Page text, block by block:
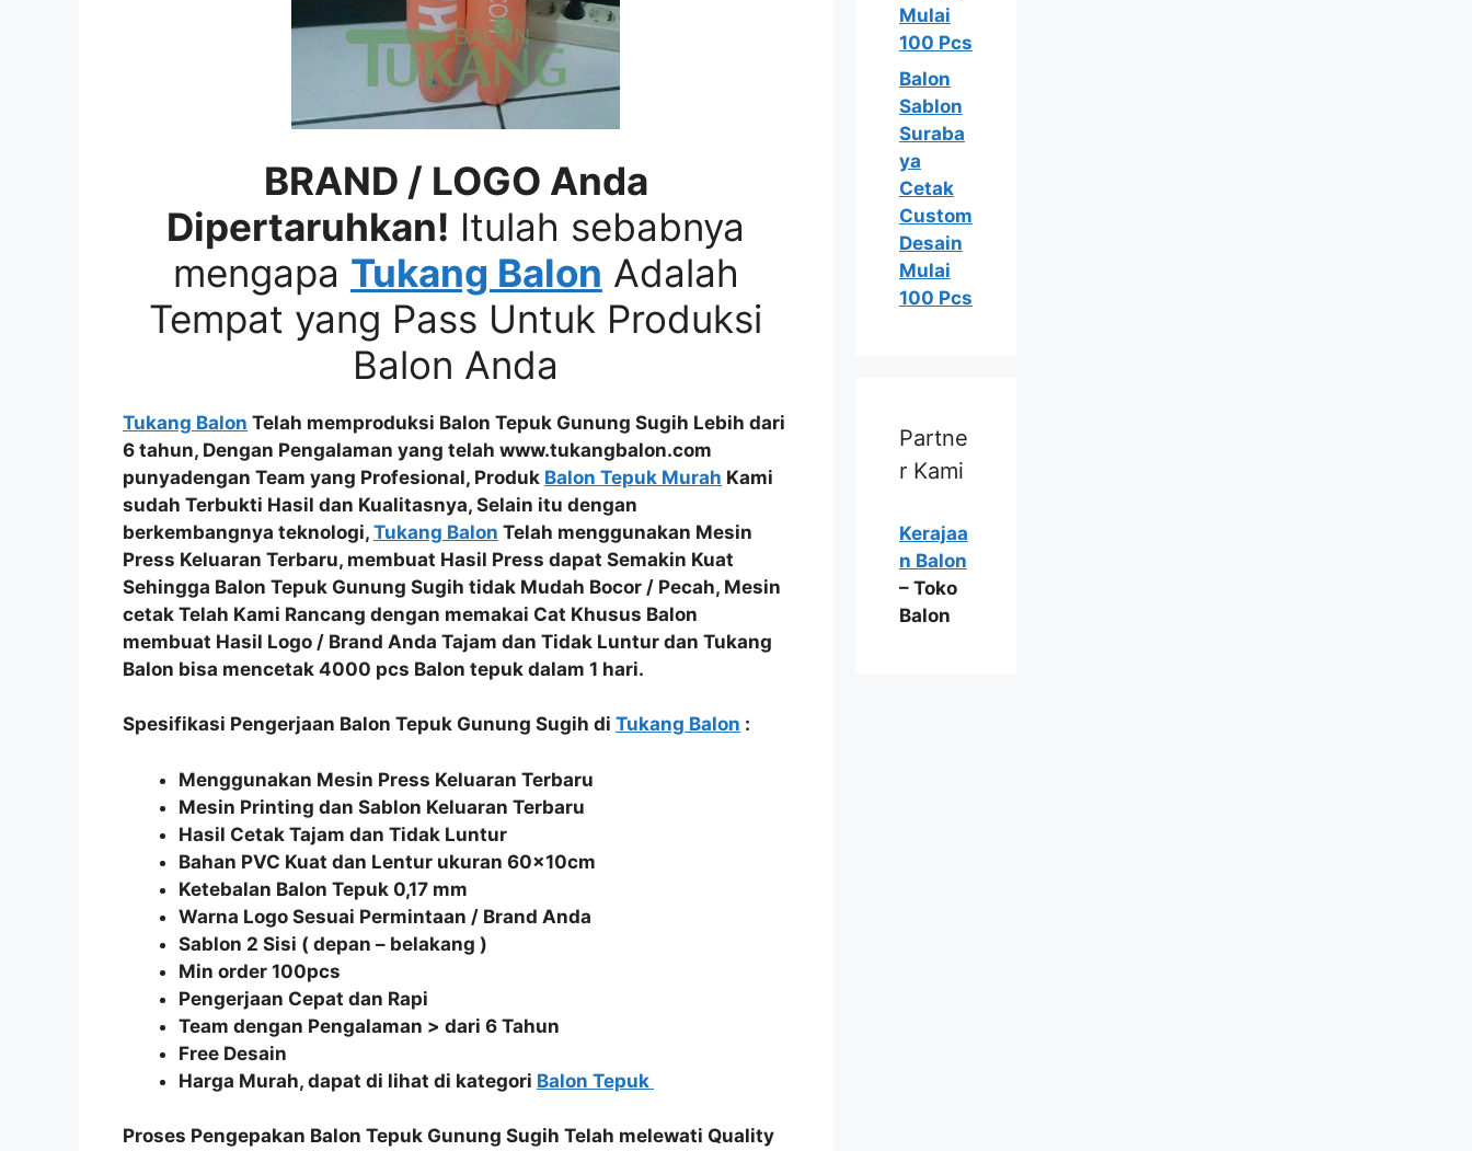
BRAND / LOGO Anda
Dipertaruhkan! Itulah sebabnya
mengapa Tukang Balon Adalah
Tempat yang Pass Untuk Produksi
Balon Anda
Tukang Balon Telah memproduksi Balon Tepuk Gunung Sugih Lebih dari
6 tahun, Dengan Pengalaman yang telah www.tukangbalon.com
punyadengan Team yang Profesional, Produk Balon Tepuk Murah Kami
sudah Terbukti Hasil dan Kualitasnya, Selain itu dengan
berkembangnya teknologi, Tukang Balon Telah menggunakan Mesin
Press Keluaran Terbaru, membuat Hasil Press dapat Semakin Kuat
Sehingga Balon Tepuk Gunung Sugih tidak Mudah Bocor / Pecah, Mesin
cetak Telah Kami Rancang dengan memakai Cat Khusus Balon
membuat Hasil Logo / Brand Anda Tajam dan Tidak Luntur dan Tukang
Balon bisa mencetak 4000 pcs Balon tepuk dalam 1 hari.
Spesifikasi Pengerjaan Balon Tepuk Gunung Sugih di Tukang Balon :
Menggunakan Mesin Press Keluaran Terbaru
Mesin Printing dan Sablon Keluaran Terbaru
Hasil Cetak Tajam dan Tidak Luntur
Bahan PVC Kuat dan Lentur ukuran 60x10cm
Ketebalan Balon Tepuk 0,17 mm
Warna Logo Sesuai Permintaan / Brand Anda
Sablon 2 Sisi ( depan – belakang )
Min order 100pcs
Pengerjaan Cepat dan Rapi
Team dengan Pengalaman > dari 6 Tahun
Free Desain
Harga Murah, dapat di lihat di kategori Balon Tepuk
Proses Pengepakan Balon Tepuk Gunung Sugih Telah melewati Quality
Mulai
100 Pcs
Balon
Sablon
Suraba
ya
Cetak
Custom
Desain
Mulai
100 Pcs
Partne
r Kami
Kerajaa
n Balon
– Toko
Balon